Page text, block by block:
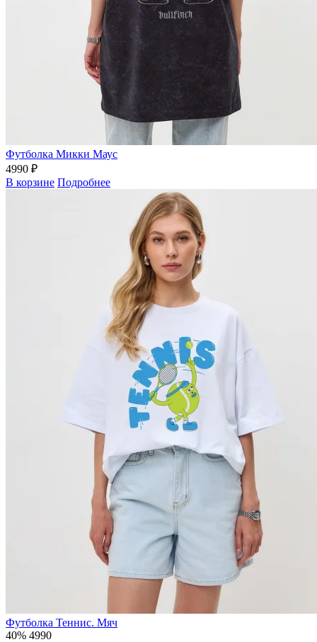
Футболка Микки Маус
4990 ₽
В корзине Подробнее
Футболка Теннис. Мяч
40% 4990